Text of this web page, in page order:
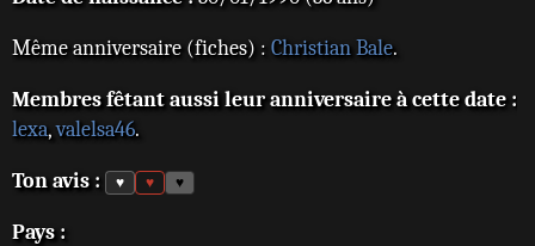
Même anniversaire (fiches) : Christian Bale.
Membres fêtant aussi leur anniversaire à cette date :
lexa,valelsa46.
Ton avis : ♥ ♥ ♥
Pays :